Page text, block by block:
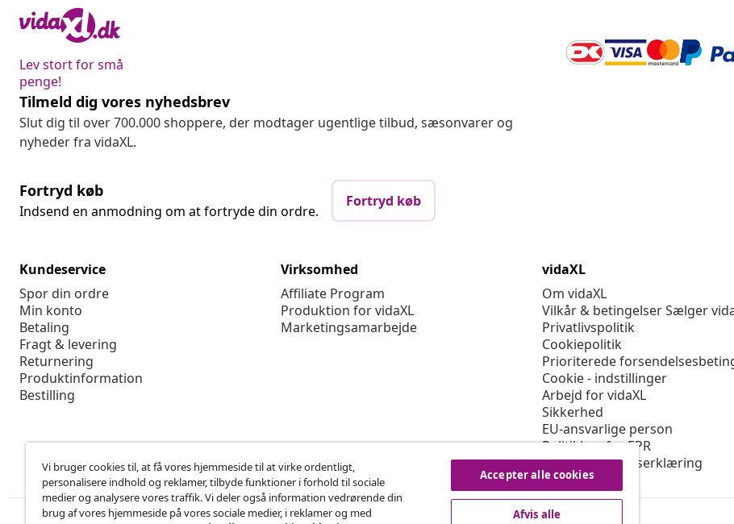
Lev stort for små
penge!
Tilmeld dig vores nyhedsbrev
Slut dig til over 700.000 shoppere, der modtager ugentlige tilbud, sæsonvarer og
nyheder fra vidaXL.
Fortryd køb
Indsend en anmodning om at fortryde din ordre.
Fortryd køb
Kundeservice
Spor din ordre
Min konto
Betaling
Fragt & levering
Returnering
Produktinformation
Bestilling
Virksomhed
Affiliate Program
Produktion for vidaXL
Marketingsamarbejde
vidaXL
Om vidaXL
Vilkår & betingelser Sælger
Privatlivspolitik
Cookiepolitik
Prioriterede
Cookie - indstillinger
Arbejd for vidaXL
Sikkerhed
EU-ansvarlige person
Politikken for EPR
Tilgængelighedserklæring
Vi bruger cookies til, at få vores hjemmeside til at virke ordentligt,
personalisere indhold og reklamer, tilbyde funktioner i forhold til sociale
medier og analysere vores traffik. Vi deler også information vedrørende din
brug af vores hjemmeside på vores sociale medier, i reklamer og med
Accepter alle cookies
Afvis alle